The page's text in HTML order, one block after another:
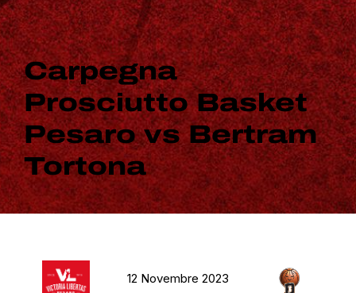
Carpegna
Prosciutto Basket
Pesaro vs Bertram
Tortona
12 Novembre 2023